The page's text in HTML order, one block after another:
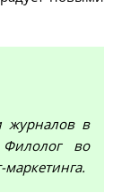
журналов в
во